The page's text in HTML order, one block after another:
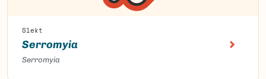
Slekt
Serromyia
Serromyia